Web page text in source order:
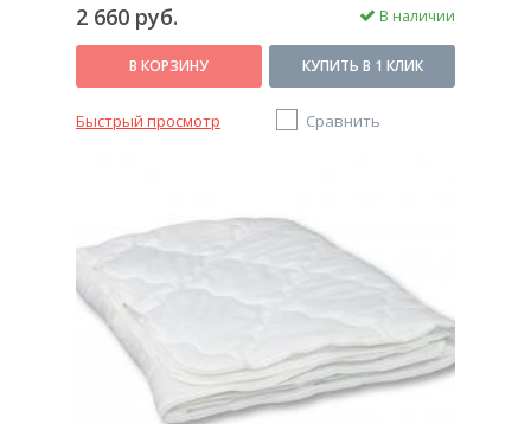
2 660 руб. В наличии
В КОРЗИНУ КУПИТЬ В 1 КЛИК
Быстрый просмотр Сравнить